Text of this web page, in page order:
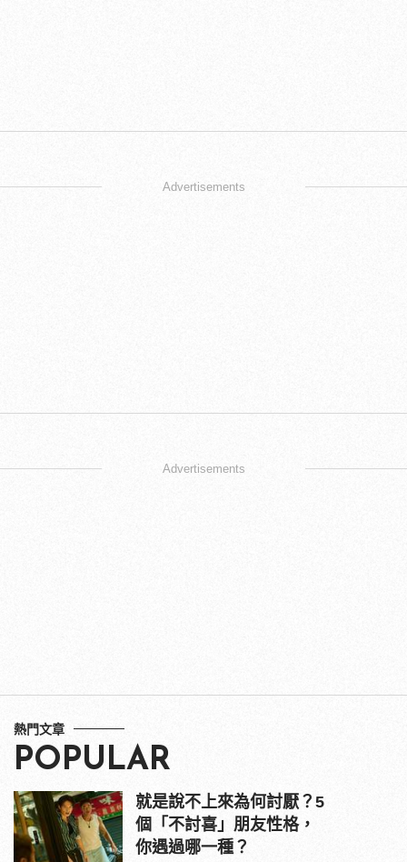
Advertisements
Advertisements
熱門文章
POPULAR
就是說不上來為何討厭？5
個「不討喜」朋友性格，
你遇過哪一種？